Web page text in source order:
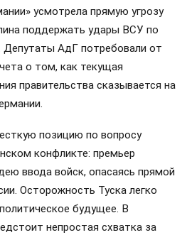
усмотрела прямую угрозу
поддержать удары ВСУ по
Депутаты АдГ потребовали от
о том, как текущая
правительства сказывается на
позицию по вопросу
конфликте: премьер
ввода войск, опасаясь прямой
Осторожность Туска легко
будущее. В
непростая схватка за